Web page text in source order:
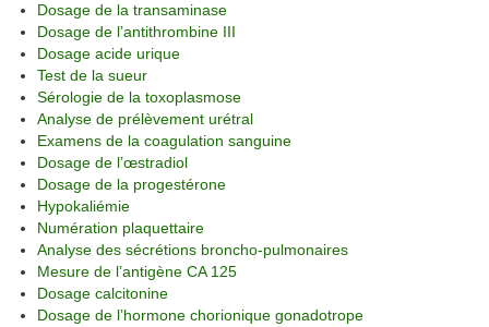
Dosage de la transaminase
Dosage de l’antithrombine III
Dosage acide urique
Test de la sueur
Sérologie de la toxoplasmose
Analyse de prélèvement urétral
Examens de la coagulation sanguine
Dosage de l’œstradiol
Dosage de la progestérone
Hypokaliémie
Numération plaquettaire
Analyse des sécrétions broncho-pulmonaires
Mesure de l’antigène CA 125
Dosage calcitonine
Dosage de l’hormone chorionique gonadotrope